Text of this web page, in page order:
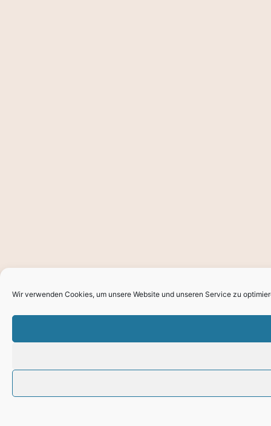
Wir verwenden Cookies, um unsere Website und unseren Service zu